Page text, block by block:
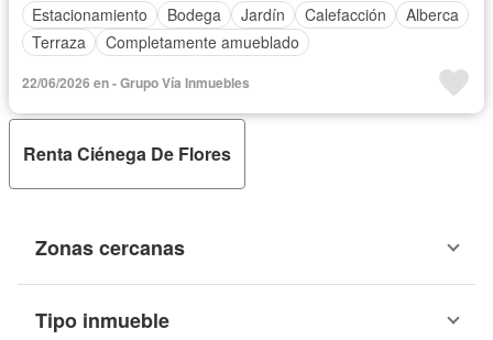
Estacionamiento
Bodega Jardín Calefacción
Alberca
Terraza
Completamente amueblado
22/06/2026 en - Grupo Vía Inmuebles
Renta Ciénega De Flores
Zonas cercanas
Tipo inmueble